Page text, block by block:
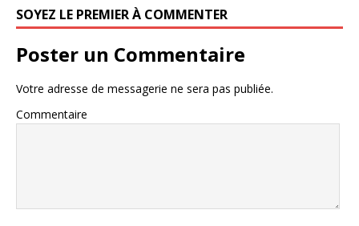
SOYEZ LE PREMIER À COMMENTER
Poster un Commentaire
Votre adresse de messagerie ne sera pas publiée.
Commentaire